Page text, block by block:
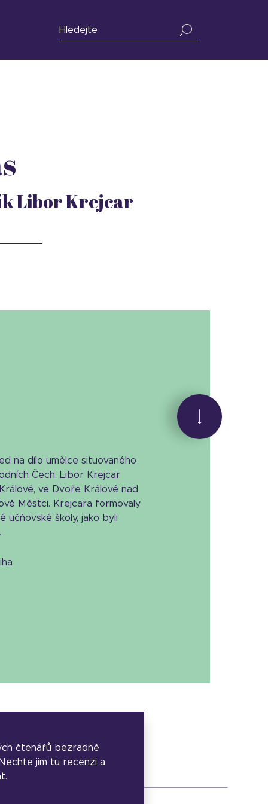
Libor Krejcar
na dílo umělce situovaného
Čech. Libor Krejcar
ve Dvoře Králové nad
Městci. Krejcara formovaly
učňovské školy, jako byli
čtenářů bezradně
jim tu recenzi a